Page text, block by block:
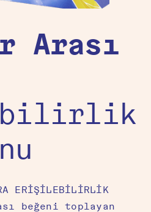
Arası
ERİŞİLEBİLİRLİK
beğeni toplayan